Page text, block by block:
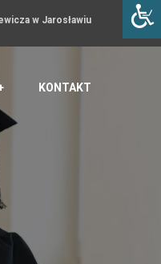
w Jarosławiu
KONTAKT